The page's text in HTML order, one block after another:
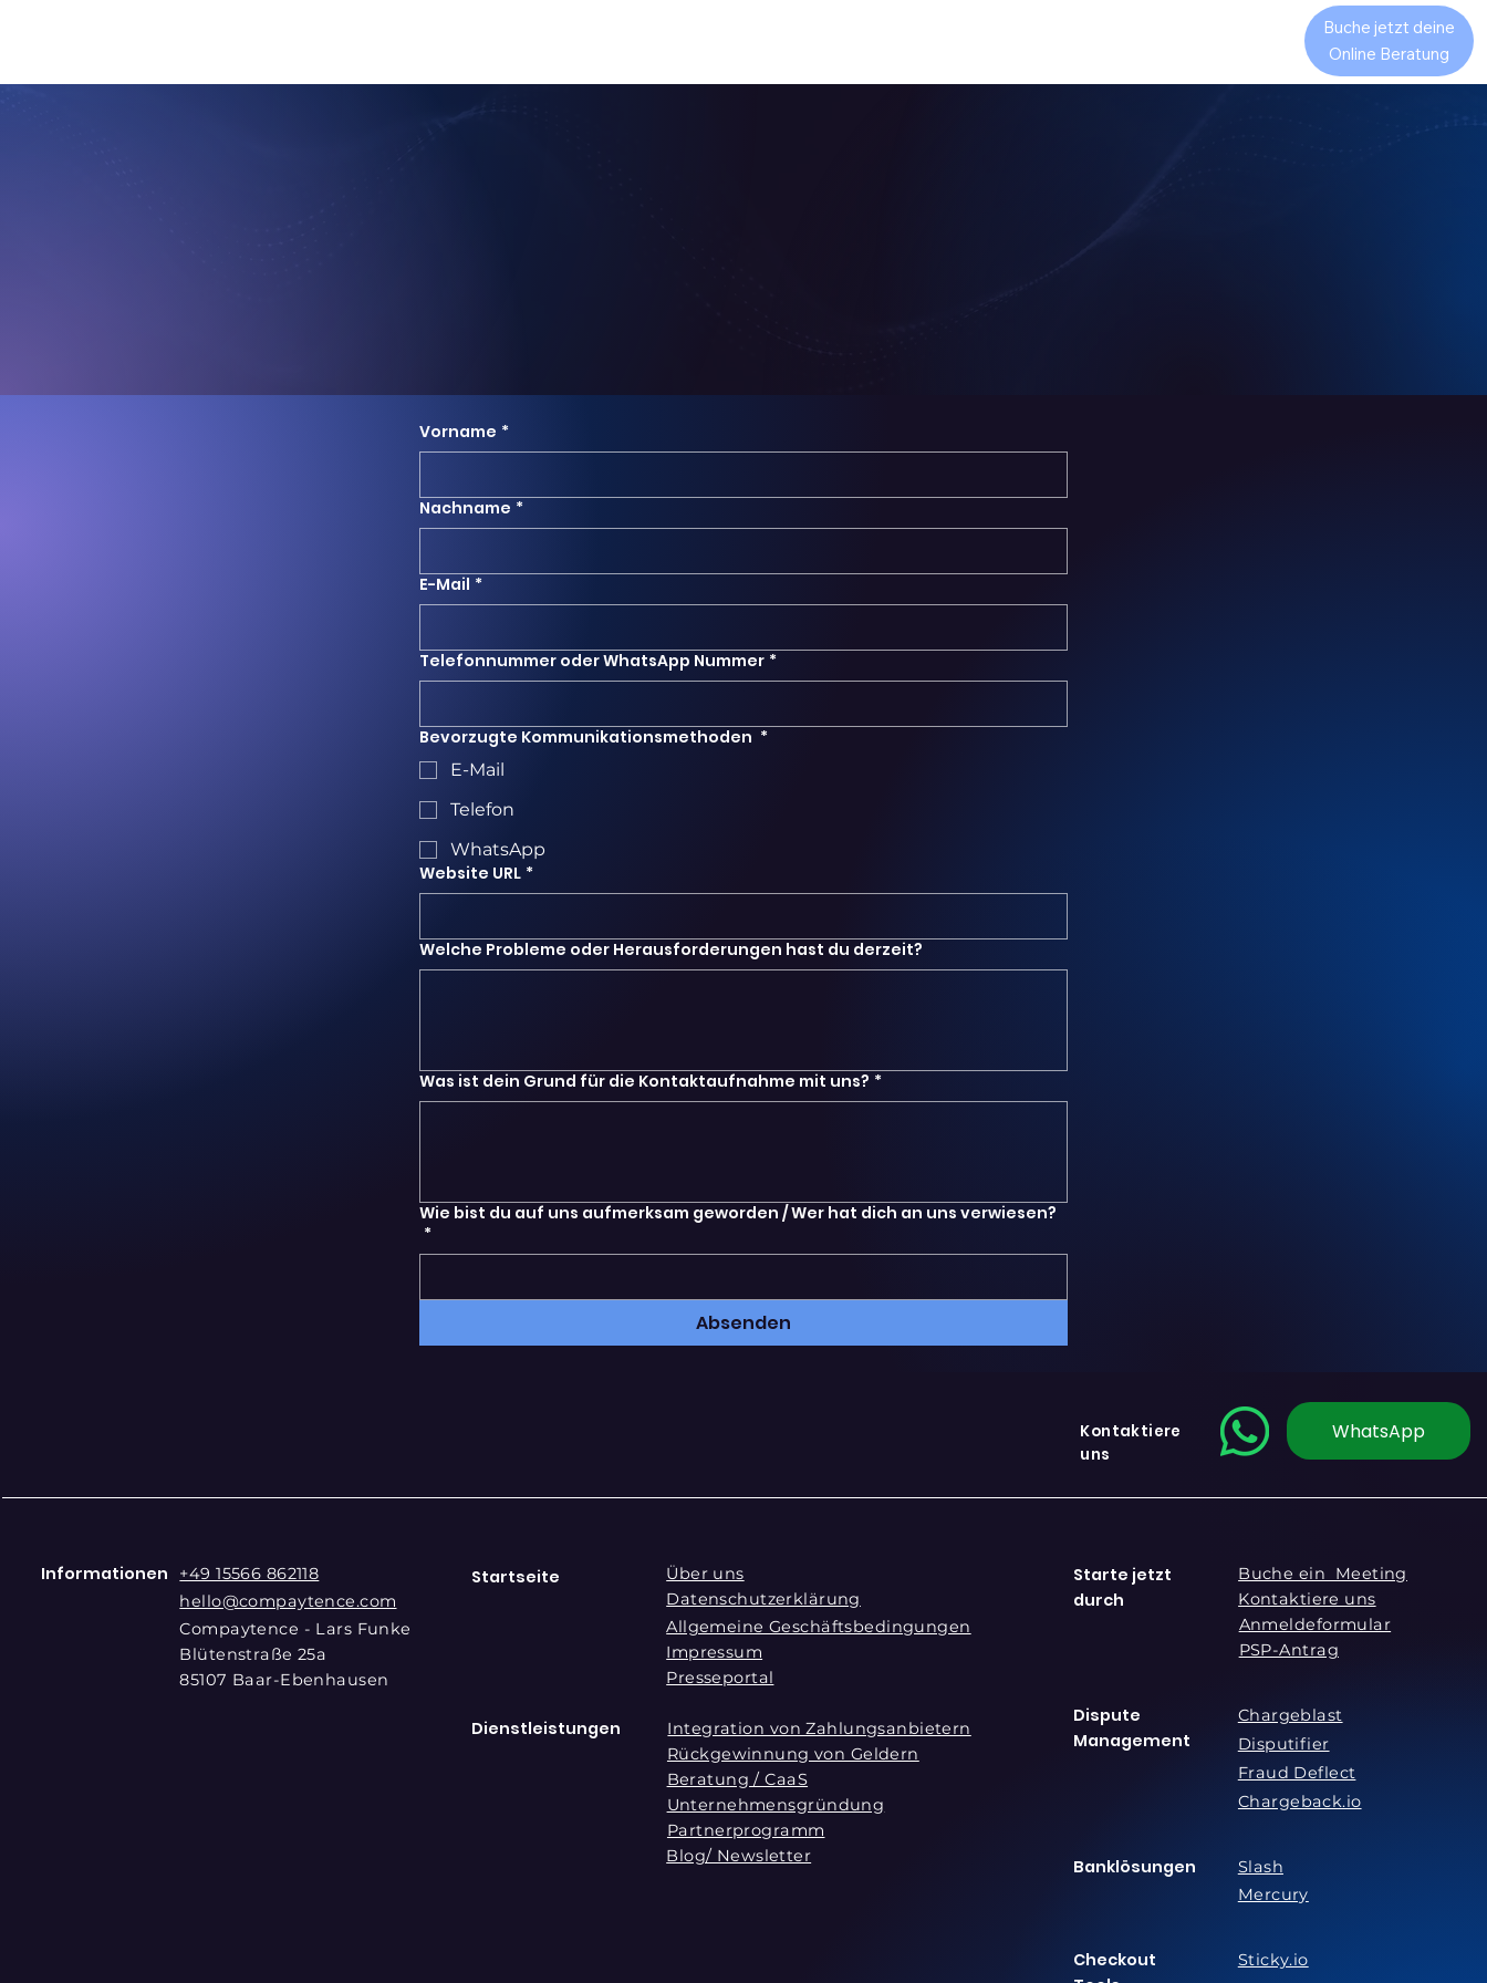
Neuheiten Über uns
Buche jetzt deine
Online Beratung
Vorname *
Nachname *
E-Mail *
Telefonnummer oder WhatsApp Nummer *
Bevorzugte Kommunikationsmethoden *
E-Mail
Telefon
WhatsApp
Website URL *
Welche Probleme oder Herausforderungen hast du derzeit?
Was ist dein Grund für die Kontaktaufnahme mit uns? *
Wie bist du auf uns aufmerksam geworden / Wer hat dich an uns verwiesen?
*
Absenden
Kontaktiere
uns
WhatsApp
Informationen
+49 15566 862118
hello@compaytence.com
Compaytence - Lars Funke
Blütenstraße 25a
85107 Baar-Ebenhausen
Startseite
Über uns
Datenschutzerklärung
Allgemeine Geschäftsbedingungen
Impressum
Presseportal
Dienstleistungen
Integration von Zahlungsanbietern
Rückgewinnung von Geldern
Beratung / CaaS
Unternehmensgründung
Partnerprogramm
Blog/ Newsletter
Starte jetzt
durch
Buche ein Meeting
Kontaktiere uns
Anmeldeformular
PSP-Antrag
Dispute
Management
Chargeblast
Disputifier
Fraud Deflect
Chargeback.io
Banklösungen
Slash
Mercury
Checkout
Sticky.io